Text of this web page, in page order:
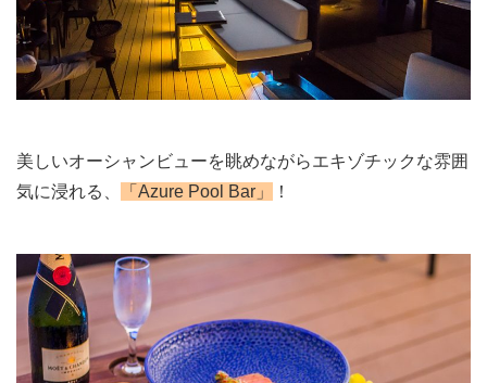
美しいオーシャンビューを眺めながらエキゾチックな雰囲
気に浸れる、
「Azure Pool Bar」 ！